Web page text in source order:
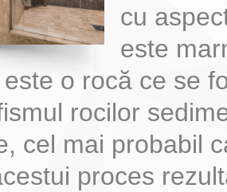
cu
este
o rocă ce se
rocilor
cel mai probabil
proces